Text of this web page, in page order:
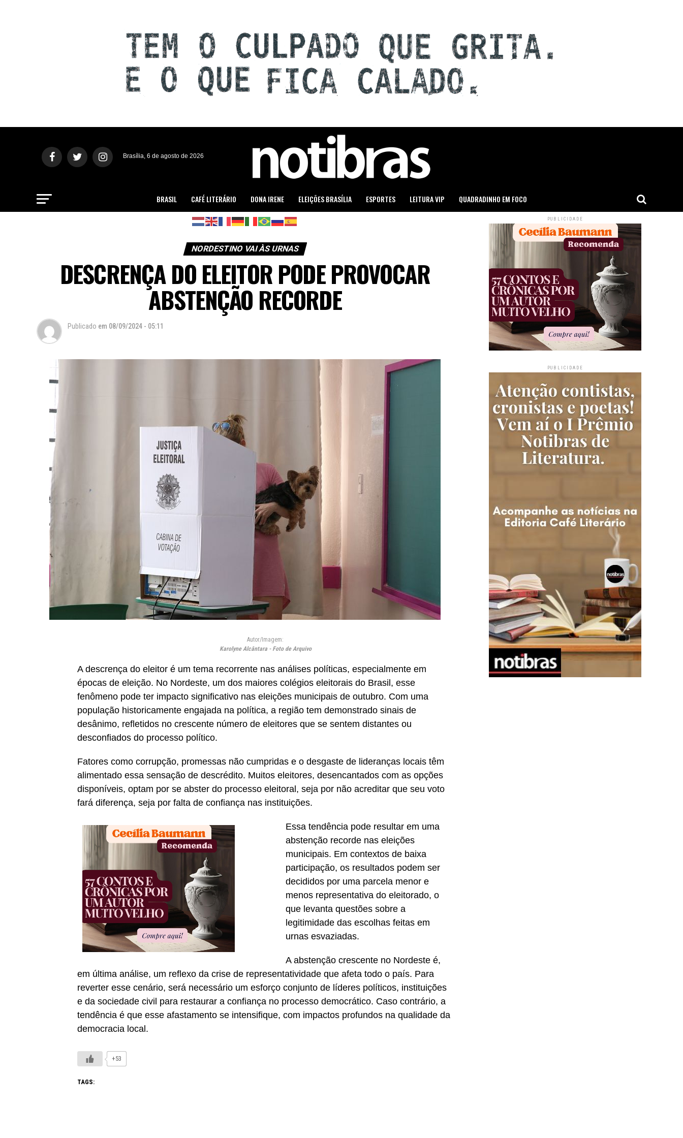
Brasília, 6 de agosto de 2026
BRASIL CAFÉ LITERÁRIO DONA IRENE ELEIÇÕES BRASÍLIA ESPORTES LEITURA VIP QUADRADINHO EM FOCO
NORDESTINO VAI ÀS URNAS
DESCRENÇA DO ELEITOR PODE PROVOCAR
ABSTENÇÃO RECORDE
Publicado em 08/09/2024 - 05:11
Autor/Imagem:
Karolyne Alcântara - Foto de Arquivo
A descrença do eleitor é um tema recorrente nas análises políticas, especialmente em
épocas de eleição. No Nordeste, um dos maiores colégios eleitorais do Brasil, esse
fenômeno pode ter impacto significativo nas eleições municipais de outubro. Com uma
população historicamente engajada na política, a região tem demonstrado sinais de
desânimo, refletidos no crescente número de eleitores que se sentem distantes ou
desconfiados do processo político.
Fatores como corrupção, promessas não cumpridas e o desgaste de lideranças locais têm
alimentado essa sensação de descrédito. Muitos eleitores, desencantados com as opções
disponíveis, optam por se abster do processo eleitoral, seja por não acreditar que seu voto
fará diferença, seja por falta de confiança nas instituições.
Essa tendência pode resultar em uma
abstenção recorde nas eleições
municipais. Em contextos de baixa
participação, os resultados podem ser
decididos por uma parcela menor e
menos representativa do eleitorado, o
que levanta questões sobre a
legitimidade das escolhas feitas em
urnas esvaziadas.
A abstenção crescente no Nordeste é,
em última análise, um reflexo da crise de representatividade que afeta todo o país. Para
reverter esse cenário, será necessário um esforço conjunto de líderes políticos, instituições
e da sociedade civil para restaurar a confiança no processo democrático. Caso contrário, a
tendência é que esse afastamento se intensifique, com impactos profundos na qualidade da
democracia local.
+53
TAGS:
PUBLICIDADE
PUBLICIDADE